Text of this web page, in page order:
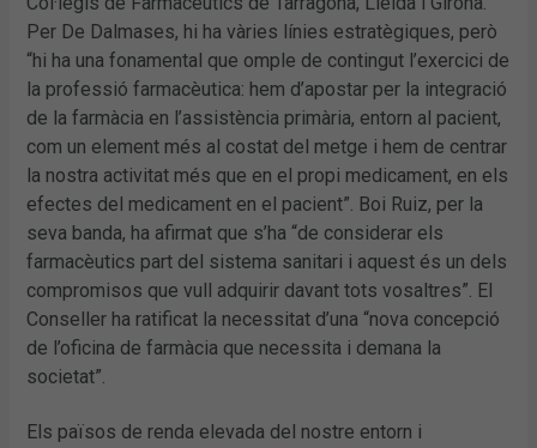
Per De Dalmases, hi ha vàries línies estratègiques, però
“hi ha una fonamental que omple de contingut l’exercici de
la professió farmacèutica: hem d’apostar per la integració
de la farmàcia en l’assistència primària, entorn al pacient,
com un element més al costat del metge i hem de centrar
la nostra activitat més que en el propi medicament, en els
efectes del medicament en el pacient”. Boi Ruiz, per la
seva banda, ha afirmat que s’ha “de considerar els
farmacèutics part del sistema sanitari i aquest és un dels
compromisos que vull adquirir davant tots vosaltres”. El
Conseller ha ratificat la necessitat d’una “nova concepció
de l’oficina de farmàcia que necessita i demana la
societat”.
Els països de renda elevada del nostre entorn i